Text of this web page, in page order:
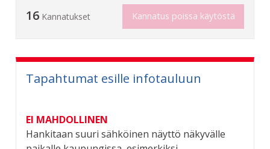
16 Kannatukset Kannatus poissa käytöstä
Tapahtumat esille infotauluun
EI MAHDOLLINEN
Hankitaan suuri sähköinen näyttö näkyvälle